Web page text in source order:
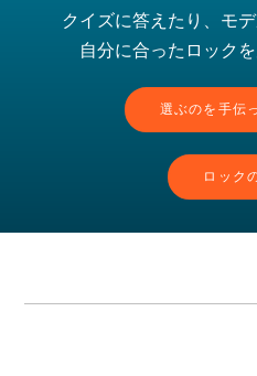
クイズに答えたり、モ
自分に合ったロック
選ぶのを手伝
ロック